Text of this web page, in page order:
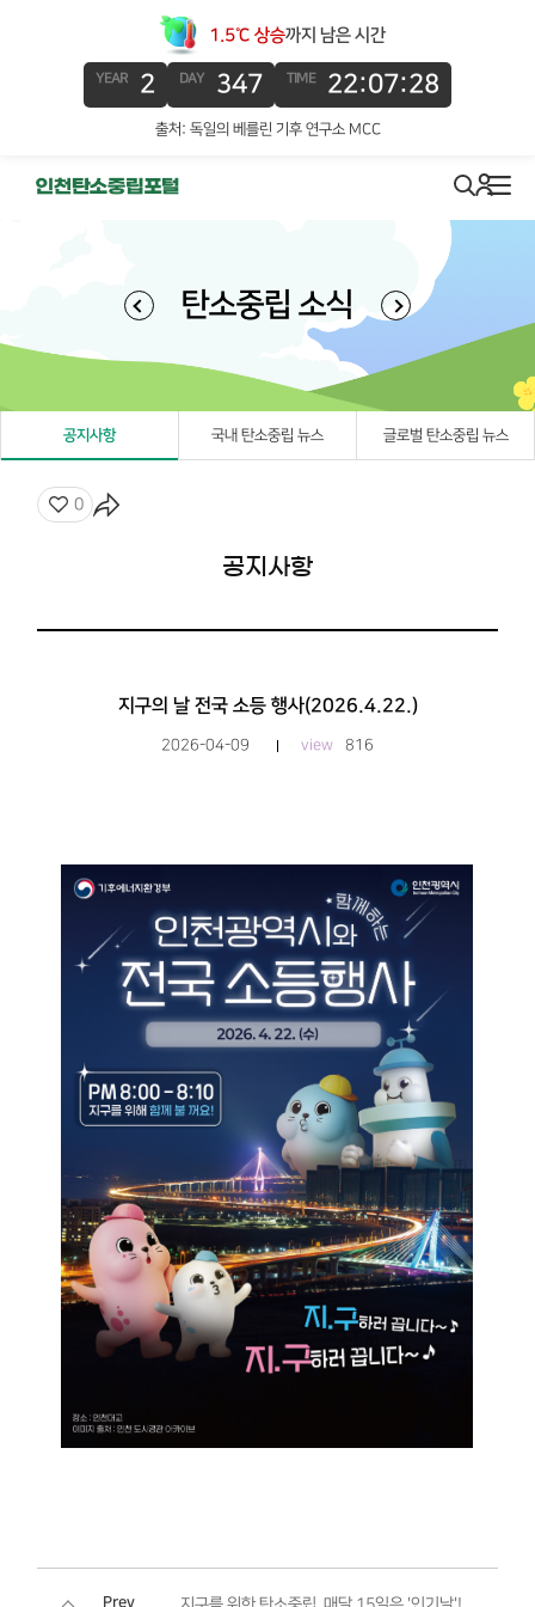
1.5℃ 상승까지 남은 시간
YEAR 2 DAY 347 TIME 22:07:28
출처: 독일의 베를린 기후 연구소 MCC
search
로그인
메뉴
탄소중립 소식
공지사항 국내 탄소중립 뉴스 글로벌 탄소중립 뉴스
좋아요
0
공지사항
지구의 날 전국 소등 행사(2026.4.22.)
2026-04-09 view 816
Prev